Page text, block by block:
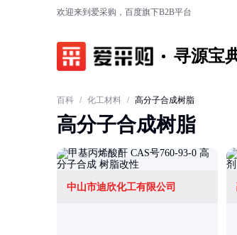
欢迎来到爱采购，百度旗下B2B平台
寻源宝
百科 / 化工材料 / 高分子合成树脂
高分子合成树脂
中山市迪欣化工有限公司